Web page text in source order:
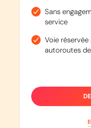
Sans
service
Voie
autoroutes